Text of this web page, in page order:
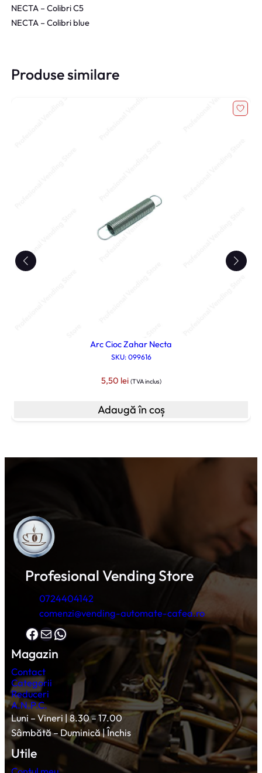
NECTA – Colibri C5
NECTA – Colibri blue
Produse similare
Arc Cioc Zahar Necta
SKU: 099616
5,50 lei (TVA inclus)
Adaugă în coș
Profesional Vending Store
0724404142
comenzi@vending-automate-cafea.ro
Facebook Mail WhatsApp
Magazin
Contact
Categorii
Reduceri
A.N.P.C.
Luni – Vineri | 8.30 – 17.00
Sâmbătă – Duminică | Închis
Utile